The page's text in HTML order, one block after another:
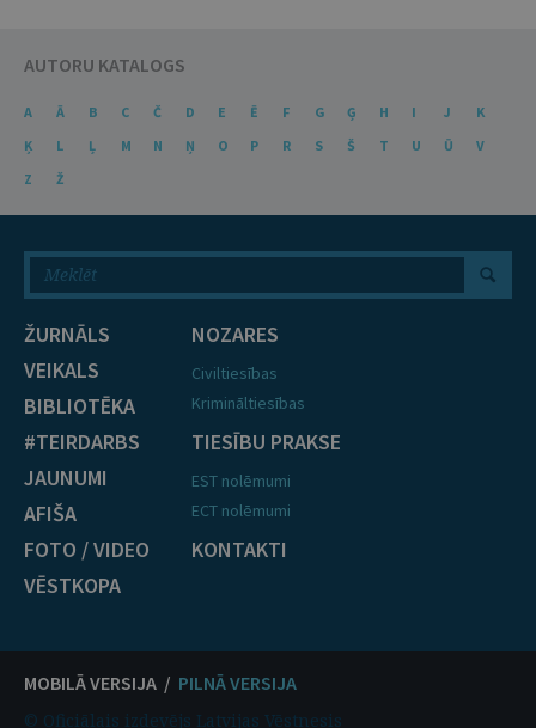
AUTORU KATALOGS
A Ā B C Č D E Ē F G Ģ H I J
K
Ķ
L Ļ M N Ņ O P R S Š T U Ū
V
Z
Ž
ŽURNĀLS
VEIKALS
BIBLIOTĒKA
#TEIRDARBS
JAUNUMI
AFIŠA
FOTO / VIDEO
VĒSTKOPA
NOZARES
Civiltiesības
Krimināltiesības
TIESĪBU PRAKSE
EST nolēmumi
ECT nolēmumi
KONTAKTI
MOBILĀ VERSIJA / PILNĀ VERSIJA
© Oficiālais izdevējs Latvijas Vēstnesis